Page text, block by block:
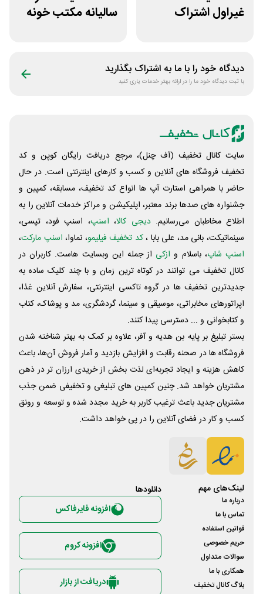
غیراول اشتراک
سالیانه مکتب خونه
دیدگاه خود را با ما به اشتراک بگذارید
با ثبت دیدگاه خود ما را در ارائه بهتر خدمات یاری کنید
سایت کانال تخفیف (آف چنل)، مرجع دریافت رایگان کوپن و کد
تخفیف فروشگاه های آنلاین و کسب و‌ کارهای اینترنتی است. در حال
حاضر با همراهی استارت آپ ها انواع کد تخفیف، مسابقه، کمپین و
جشنواره های صدها برند معتبر، اپلیکیشن و مراکز خدمات آنلاین را به
اطلاع مخاطبان می‌رسانیم. دیجی کالا، اسنپ، اسنپ فود، تپسی،
سینماتیکت، بانی مد، علی‌ بابا ،کد تخفیف فیلیمو، نماوا، اسنپ مارکت،
اسنپ شاپ، باسلام و ازکی از جمله این وبسایت ‌هاست. کاربران در
کانال تخفیف می توانند در کوتاه ترین زمان و با چند کلیک ساده به
جدیدترین تخفیف ها در گروه تاکسی اینترنتی، سفارش آنلاین غذا،
اپراتورهای مخابراتی، موسیقی و سینما، گردشگری، مد و پوشاک، کتاب
و کتابخوانی و ... دسترسی پیدا کنند.
بستر تبلیغ بر پایه بن هدیه و آفر، علاوه بر کمک به بهتر شناخته شدن
فروشگاه ها در صحنه رقابت و افزایش بازدید و آمار فروش آن‌ها، باعث
کاهش هزینه و ایجاد تجربه‌ای لذت بخش از خریدی ارزان تر در ذهن
مشتریان خواهد شد. چنین کمپین های تبلیغی و تخفیفی ضمن جذب
مشتریان جدید باعث ترغیب کاربر به خرید مجدد شده و توسعه و رونق
کسب و کار در فضای آنلاین را در پی خواهد داشت.
لینک‌های مهم
درباره ما
تماس با ما
قوانین استفاده
حریم خصوصی
سوالات متداول
همکاری با ما
بلاگ کانال تخفیف
دانلود‌ها
افزونه فایرفاکس
افزونه کروم
دریافت از بازار